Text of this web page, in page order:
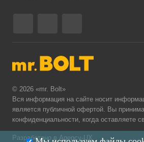
© 2026 «mr. Bolt»
Вся информация на сайте носит
является публичной офертой. Вы
конфиденциальности, когда оставляете
Разработано в Agency-UX